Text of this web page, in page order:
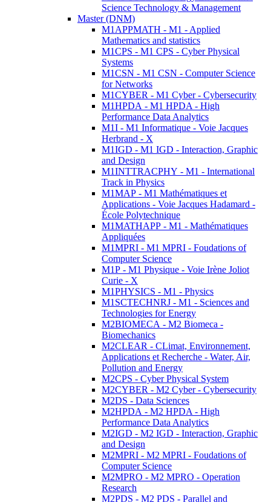
Science Technology & Management
Master (DNM)
M1APPMATH - M1 - Applied
Mathematics and statistics
M1CPS - M1 CPS - Cyber Physical
Systems
M1CSN - M1 CSN - Computer Science
for Networks
M1CYBER - M1 Cyber - Cybersecurity
M1HPDA - M1 HPDA - High
Performance Data Analytics
M1I - M1 Informatique - Voie Jacques
Herbrand - X
M1IGD - M1 IGD - Interaction, Graphic
and Design
M1INTTRACPHY - M1 - International
Track in Physics
M1MAP - M1 Mathématiques et
Applications - Voie Jacques Hadamard -
École Polytechnique
M1MATHAPP - M1 - Mathématiques
Appliquées
M1MPRI - M1 MPRI - Foudations of
Computer Science
M1P - M1 Physique - Voie Irène Joliot
Curie - X
M1PHYSICS - M1 - Physics
M1SCTECHNRJ - M1 - Sciences and
Technologies for Energy
M2BIOMECA - M2 Biomeca -
Biomechanics
M2CLEAR - CLimat, Environnement,
Applications et Recherche - Water, Air,
Pollution and Energy
M2CPS - Cyber Physical System
M2CYBER - M2 Cyber - Cybersecurity
M2DS - Data Sciences
M2HPDA - M2 HPDA - High
Performance Data Analytics
M2IGD - M2 IGD - Interaction, Graphic
and Design
M2MPRI - M2 MPRI - Foudations of
Computer Science
M2MPRO - M2 MPRO - Operation
Research
M2PDS - M2 PDS - Parallel and